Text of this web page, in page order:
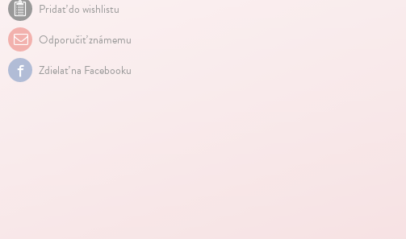
Pridať do wishlistu
Odporučiť známemu
Zdielať na Facebooku